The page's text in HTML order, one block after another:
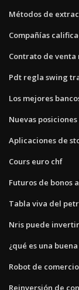
Métodos de
Compañías
Contrato de
Pdt regla swing
Los mejores
Nuevas
Aplicaciones de
Cours euro chf
Futuros de bonos
Tabla viva del
Nris puede
¿qué es una
Robot de
Reinversión de